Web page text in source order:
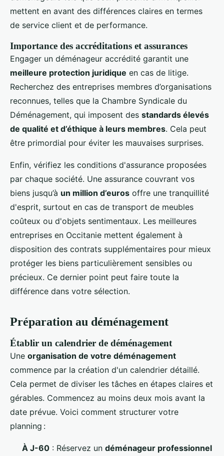
mettent en avant des différences claires en termes
de service client et de performance.
Importance des accréditations et assurances
Engager un déménageur accrédité garantit une
meilleure protection juridique en cas de litige.
Recherchez des entreprises membres d’organisations
reconnues, telles que la Chambre Syndicale du
Déménagement, qui imposent des standards élevés
de qualité et d’éthique à leurs membres. Cela peut
être primordial pour éviter les mauvaises surprises.
Enfin, vérifiez les conditions d'assurance proposées
par chaque société. Une assurance couvrant vos
biens jusqu’à un million d’euros offre une tranquillité
d'esprit, surtout en cas de transport de meubles
coûteux ou d'objets sentimentaux. Les meilleures
entreprises en Occitanie mettent également à
disposition des contrats supplémentaires pour mieux
protéger les biens particulièrement sensibles ou
précieux. Ce dernier point peut faire toute la
différence dans votre sélection.
Préparation au déménagement
Établir un calendrier de déménagement
Une organisation de votre déménagement
commence par la création d'un calendrier détaillé.
Cela permet de diviser les tâches en étapes claires et
gérables. Commencez au moins deux mois avant la
date prévue. Voici comment structurer votre
planning :
À J-60 : Réservez un déménageur professionnel